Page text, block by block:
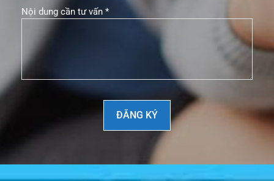
Nội dung cần tư vấn *